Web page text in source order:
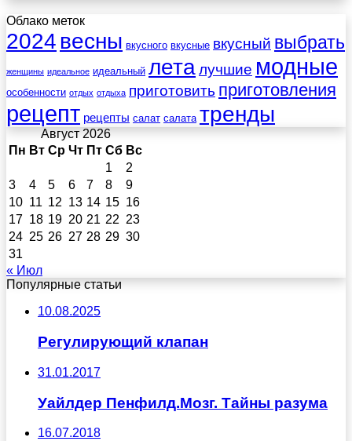
Облако меток
2024 весны вкусного вкусные вкусный выбрать
женщины идеальное идеальный леталучшие модные
особенности отдых отдыха приготовить приготовления
рецепт рецепты салат салата тренды
Август 2026
Пн Вт Ср Чт Пт Сб Вс
1
2
3
4 5 6 7 8
9
10 11 12 13 14 15 16
17 18 19 20 21 22 23
24 25 26 27 28 29 30
31
« Июл
Популярные статьи
10.08.2025
Регулирующий клапан
31.01.2017
Уайлдер Пенфилд.Мозг. Тайны разума
16.07.2018